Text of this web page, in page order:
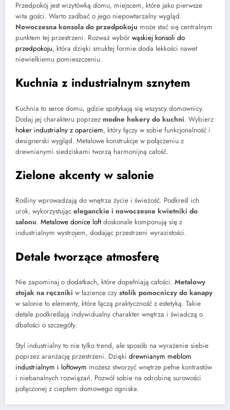
Przedpokój jest wizytówką domu, miejscem, które jako pierwsze
wita gości. Warto zadbać o jego niepowtarzalny wygląd.
Nowoczesna konsola do przedpokoju może stać się centralnym
punktem tej przestrzeni. Rozważ wybór wąskiej konsoli do
przedpokoju, która dzięki smukłej formie doda lekkości nawet
niewielkiemu pomieszczeniu.
Kuchnia z industrialnym sznytem
Kuchnia to serce domu, gdzie spotykają się wszyscy domownicy.
Dodaj jej charakteru poprzez modne hokery do kuchni. Wybierz
hoker industrialny z oparciem, który łączy w sobie funkcjonalność i
designerski wygląd. Metalowe konstrukcje w połączeniu z
drewnianymi siedziskami tworzą harmonijną całość.
Zielone akcenty w salonie
Rośliny wprowadzają do wnętrza życie i świeżość. Podkreśl ich
urok, wykorzystując eleganckie i nowoczesne kwietniki do
salonu. Metalowe donice loftdoskonale komponują się z
industrialnym wystrojem, dodając przestrzeni wyrazistości.
Detale tworzące atmosferę
Nie zapominaj o dodatkach, które dopełniają całości. Metalowy
stojak na ręczniki w łazience czy stolik pomocniczy do kanapy
w salonie to elementy, które łączą praktyczność z estetyką. Takie
detale podkreślają indywidualny charakter wnętrza i świadczą o
dbałości o szczegóły.
Styl industrialny to nie tylko trend, ale sposób na wyrażenie siebie
poprzez aranżację przestrzeni. Dzięki drewnianym meblom
industrialnym i loftowym możesz stworzyć wnętrze pełne kontrastów
i niebanalnych rozwiązań. Pozwól sobie na odrobinę surowości
połączonej z ciepłem domowego ogniska.